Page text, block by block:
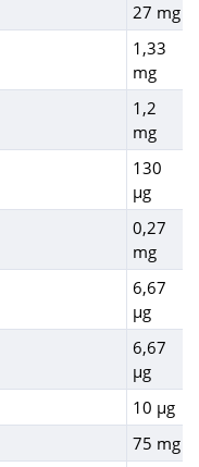
27 mg
1,33
mg
1,2
mg
130
µg
0,27
mg
6,67
µg
6,67
µg
10 µg
75 mg